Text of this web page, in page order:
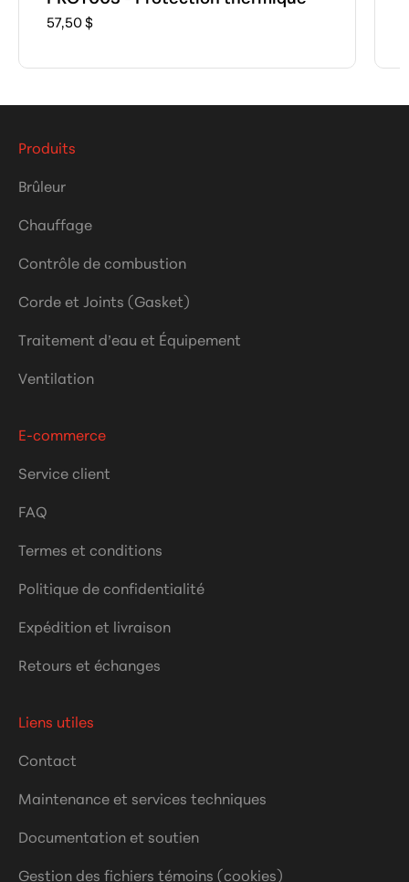
57,50 $
Produits
Brûleur
Chauffage
Contrôle de combustion
Corde et Joints (Gasket)
Traitement d’eau et Équipement
Ventilation
E-commerce
Service client
FAQ
Termes et conditions
Politique de confidentialité
Expédition et livraison
Retours et échanges
Liens utiles
Contact
Maintenance et services techniques
Documentation et soutien
Gestion des fichiers témoins (cookies)